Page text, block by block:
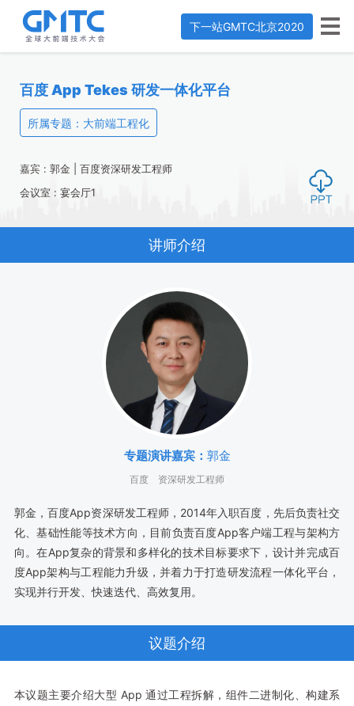
下一站GMTC北京2020
百度 App Tekes 研发一体化平台
所属专题：大前端工程化
嘉宾 : 郭金 | 百度资深研发工程师
会议室 : 宴会厅1
讲师介绍
专题演讲嘉宾： 郭金
百度 资深研发工程师
郭金，百度App资深研发工程师，2014年入职百度，先后负责社交
化、基础性能等技术方向，目前负责百度App客户端工程与架构方
向。在App复杂的背景和多样化的技术目标要求下，设计并完成百
度App架构与工程能力升级，并着力于打造研发流程一体化平台，
实现并行开发、快速迭代、高效复用。
议题介绍
本议题主要介绍大型 App 通过工程拆解，组件二进制化、构建系